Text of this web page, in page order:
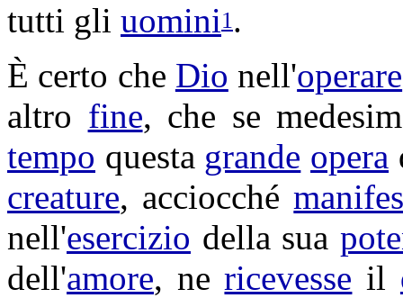
tutti gli uomini1 .
È certo che Dio nell'operare
altro fine, che se
tempo questa grande opera
creature, acciocché
nell'esercizio della sua
dell'amore, nericevesse il